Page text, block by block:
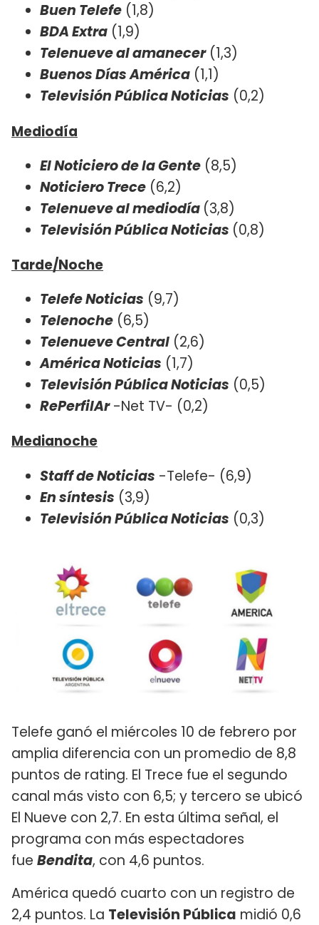
Buen Telefe (1,8)
BDA Extra (1,9)
Telenueve al amanecer(1,3)
Buenos Días América (1,1)
Televisión Pública Noticias (0,2)
Mediodía
El Noticiero de la Gente (8,5)
Noticiero Trece (6,2)
Telenueve al mediodía (3,8)
Televisión Pública Noticias (0,8)
Tarde/Noche
Telefe Noticias (9,7)
Telenoche (6,5)
Telenueve Central (2,6)
América Noticias (1,7)
Televisión Pública Noticias (0,5)
RePerfilAr-Net TV- (0,2)
Medianoche
Staff de Noticias -Telefe- (6,9)
En síntesis (3,9)
Televisión Pública Noticias (0,3)
Telefe ganó el miércoles 10 de febrero por
amplia diferencia con un promedio de 8,8
puntos de rating. El Trece fue el segundo
canal más visto con 6,5; y tercero se ubicó
El Nueve con 2,7. En esta última señal, el
programa con más espectadores
fue Bendita, con 4,6 puntos.
América quedó cuarto con un registro de
2,4 puntos. La Televisión Pública midió 0,6